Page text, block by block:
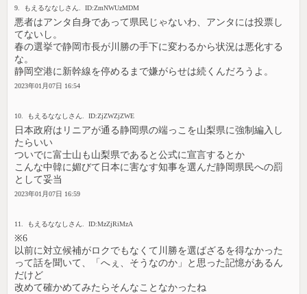
9. もえるななしさん. ID:ZmNWUzMDM
悪者はアンタ自身であって県民じゃないわ、アンタには投票し
てないし。
春の選挙で静岡市長が川勝の手下に変わるから状況は悪化する
な。
静岡空港に新幹線を停めるまで嫌がらせは続くんだろうよ。
2023年01月07日 16:54
10. もえるななしさん. ID:ZjZWZjZWE
日本政府はリニアが通る静岡県の端っこを山梨県に強制編入し
たらいい
ついでに富士山も山梨県であると公式に宣言するとか
こんな中韓に媚びて日本に害なす知事を選んだ静岡県民への罰
として妥当
2023年01月07日 16:59
11. もえるななしさん. ID:MzZjRiMzA
※6
以前に対立候補がロクでもなくて川勝を選ばざるを得なかった
って話を聞いて、「へぇ、そうなのか」と思った記憶があるん
だけど
改めて確かめてみたらそんなことなかったね